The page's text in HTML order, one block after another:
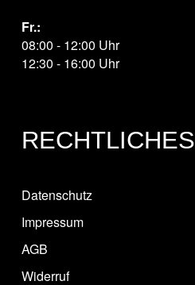
Fr.:
08:00 - 12:00 Uhr
12:30 - 16:00 Uhr
RECHTLICHES
Datenschutz
Impressum
AGB
Widerruf